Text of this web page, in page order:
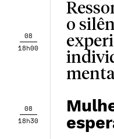
08
18h00
o
08
18h30